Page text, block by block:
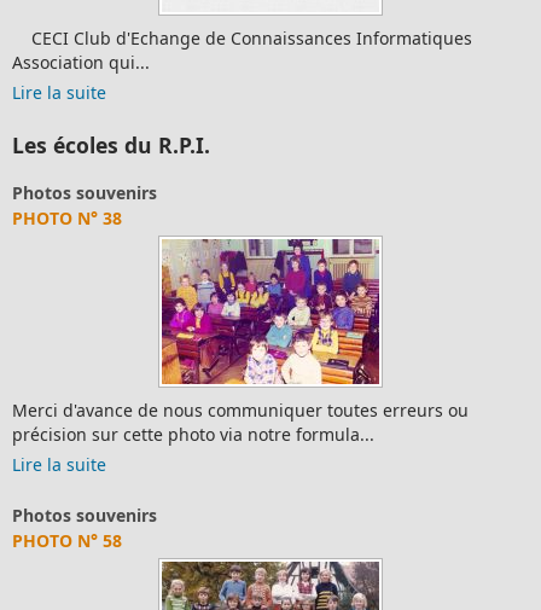
CECI Club d'Echange de Connaissances Informatiques
Association qui...
Lire la suite
Les écoles du R.P.I.
Photos souvenirs
PHOTO N° 38
Merci d'avance de nous communiquer toutes erreurs ou
précision sur cette photo via notre formula...
Lire la suite
Photos souvenirs
PHOTO N° 58